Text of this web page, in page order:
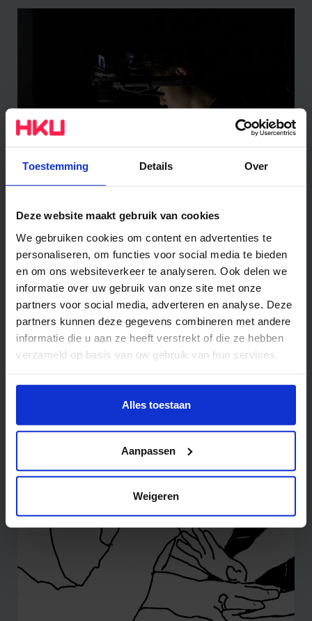
Toestemming Details Over
Deze website maakt gebruik van cookies
We gebruiken cookies om content en advertenties te
personaliseren, om functies voor social media te bieden
en om ons websiteverkeer te analyseren. Ook delen we
informatie over uw gebruik van onze site met onze
partners voor social media, adverteren en analyse. Deze
partners kunnen deze gegevens combineren met andere
informatie die u aan ze heeft verstrekt of die ze hebben
verzameld op basis van uw gebruik van hun services.
Wil je meer weten of de voorkeur aanpassen, bekijk dan
https://www.hku.nl/privacy-statement-en-
Alles toestaan
Aanpassen
Weigeren
Visie op Onderzoek